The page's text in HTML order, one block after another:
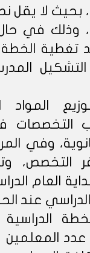
بحيث لا
وذلك في
تغطية الخطة
المواد
التخصصات
وفي
التخصص،
العام
عند
المعلمين